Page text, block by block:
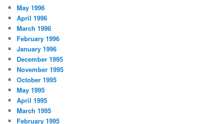
May 1996
April 1996
March 1996
February 1996
January 1996
December 1995
November 1995
October 1995
May 1995
April 1995
March 1995
February 1995